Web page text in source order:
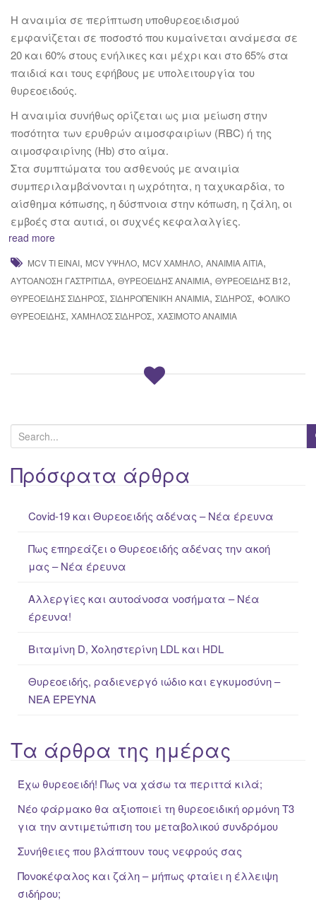
Η αναιμία σε περίπτωση υποθυρεοειδισμού
εμφανίζεται σε ποσοστό που κυμαίνεται ανάμεσα σε
20 και 60% στους ενήλικες και μέχρι και στο 65% στα
παιδιά και τους εφήβους με υπολειτουργία του
θυρεοειδούς.
H αναιμία συνήθως ορίζεται ως μια μείωση στην
ποσότητα των ερυθρών αιμοσφαιρίων (RBC) ή της
αιμοσφαιρίνης (Hb) στο αίμα.
Στα συμπτώματα του ασθενούς με αναιμία
συμπεριλαμβάνονται η ωχρότητα, η ταχυκαρδία, το
αίσθημα κόπωσης, η δύσπνοια στην κόπωση, η ζάλη, οι
εμβοές στα αυτιά, οι συχνές κεφαλαλγίες.
read more
MCV ΤΙ ΕΊΝΑΙ, MCV ΥΨΗΛΌ, MCV ΧΑΜΗΛΌ, ΑΝΑΙΜΊΑ ΑΊΤΙΑ,
ΑΥΤΟΆΝΟΣΗ ΓΑΣΤΡΊΤΙΔΑ, ΘΥΡΕΟΕΙΔΉΣ ΑΝΑΙΜΊΑ, ΘΥΡΕΟΕΙΔΉΣ Β12,
ΘΥΡΕΟΕΙΔΉΣ ΣΊΔΗΡΟΣ, ΣΙΔΗΡΟΠΕΝΙΚΉ ΑΝΑΙΜΊΑ, ΣΊΔΗΡΟΣ, ΦΟΛΙΚΌ
ΘΥΡΕΟΕΙΔΉΣ, ΧΑΜΗΛΌΣ ΣΊΔΗΡΟΣ, ΧΑΣΙΜΌΤΟ ΑΝΑΙΜΊΑ
e
a
rΠρόσφατα άρθρα
Covid-19 και Θυρεοειδής αδένας – Νέα έρευνα
Πως επηρεάζει ο Θυρεοειδής αδένας την ακοή
μας – Νέα έρευνα
Αλλεργίες και αυτοάνοσα νοσήματα – Νέα
έρευνα!
Βιταμίνη D, Χοληστερίνη LDL και HDL
Θυρεοειδής, ραδιενεργό ιώδιο και εγκυμοσύνη –
ΝΕΑ ΈΡΕΥΝΑ
Τα άρθρα της ημέρας
Έχω θυρεοειδή! Πως να χάσω τα περιττά κιλά;
Νέο φάρμακο θα αξιοποιεί τη θυρεοειδική ορμόνη Τ3
για την αντιμετώπιση του μεταβολικού συνδρόμου
Συνήθειες που βλάπτουν τους νεφρούς σας
Πονοκέφαλος και ζάλη – μήπως φταίει η έλλειψη
σιδήρου;